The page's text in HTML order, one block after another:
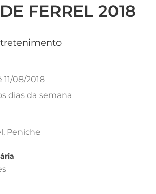
FERREL 2018
08/2018
dias da semana
Peniche